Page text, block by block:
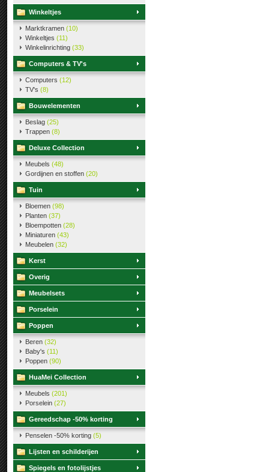
Winkeltjes
Marktkramen (10)
Winkeltjes (11)
Winkelinrichting (33)
Computers & TV's
Computers (12)
TV's (8)
Bouwelementen
Beslag (25)
Trappen (8)
Deluxe Collection
Meubels (48)
Gordijnen en stoffen (20)
Tuin
Bloemen (98)
Planten (37)
Bloempotten (28)
Miniaturen (43)
Meubelen (32)
Kerst
Overig
Meubelsets
Porselein
Poppen
Beren (32)
Baby's (11)
Poppen (90)
HuaMei Collection
Meubels (201)
Porselein (27)
Gereedschap -50% korting
Penselen -50% korting (5)
Lijsten en schilderijen
Spiegels en fotolijstjes